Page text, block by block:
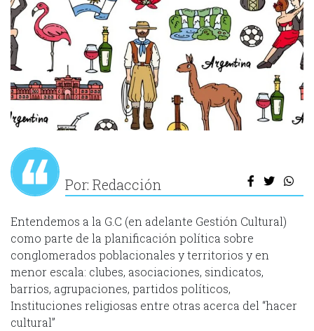
Por: Redacción
Entendemos a la G.C (en adelante Gestión Cultural)
como parte de la planificación política sobre
conglomerados poblacionales y territorios y en
menor escala: clubes, asociaciones, sindicatos,
barrios, agrupaciones, partidos políticos,
Instituciones religiosas entre otras acerca del “hacer
cultural”